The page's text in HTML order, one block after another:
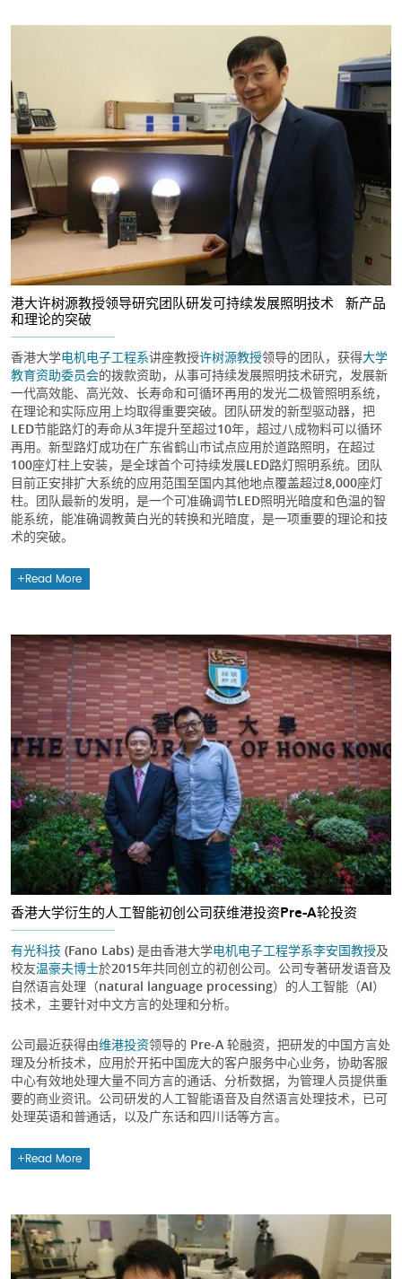
港大许树源教授领导研究团队研发可持续发展照明技术 新产品
和理论的突破
香港大学电机电子工程系讲座教授许树源教授领导的团队，获得大学
教育资助委员会的拨款资助，从事可持续发展照明技术研究，发展新
一代高效能、高光效、长寿命和可循环再用的发光二极管照明系统，
在理论和实际应用上均取得重要突破。团队研发的新型驱动器，把
LED节能路灯的寿命从3年提升至超过10年，超过八成物料可以循环
再用。新型路灯成功在广东省鹤山市试点应用於道路照明，在超过
100座灯柱上安装，是全球首个可持续发展LED路灯照明系统。团队
目前正安排扩大系统的应用范围至国内其他地点覆盖超过8,000座灯
柱。团队最新的发明，是一个可准确调节LED照明光暗度和色温的智
能系统，能准确调教黄白光的转换和光暗度，是一项重要的理论和技
术的突破。
Read More
香港大学衍生的人工智能初创公司获维港投资Pre-A轮投资
有光科技 (Fano Labs) 是由香港大学电机电子工程学系李安国教授及
校友温豪夫博士於2015年共同创立的初创公司。公司专著研发语音及
自然语言处理（natural language processing）的人工智能（AI）
技术，主要针对中文方言的处理和分析。
公司最近获得由维港投资领导的 Pre-A 轮融资，把研发的中国方言处
理及分析技术，应用於开拓中国庞大的客户服务中心业务，协助客服
中心有效地处理大量不同方言的通话、分析数据，为管理人员提供重
要的商业资讯。公司研发的人工智能语音及自然语言处理技术，已可
处理英语和普通话，以及广东话和四川话等方言。
Read More